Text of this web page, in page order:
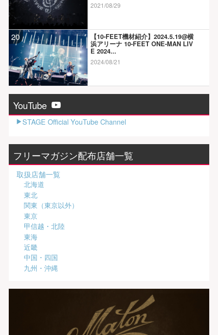
2021/08/29
20
【10-FEET機材紹介】2024.5.19@横
浜アリーナ 10-FEET ONE-MAN LIV
E 2024...
2024/08/21
YouTube
STAGE Official YouTube Channel
フリーマガジン配布店舗一覧
取扱店舗一覧
北海道
東北
関東（東京以外）
東京
甲信越・北陸
東海
近畿
中国・四国
九州・沖縄